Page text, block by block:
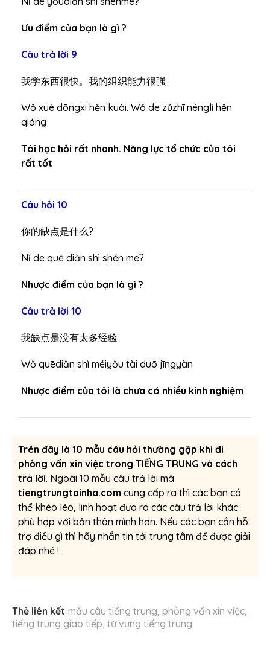
Ưu điểm của bạn là gì ?
Câu trả lời 9
我学东西很快。我的组织能力很强
Wǒ xué dōngxi hěn kuài. Wǒ de zǔzhī nénglì hěn
qiáng
Tôi học hỏi rất nhanh. Năng lực tổ chức của tôi
rất tốt
Câu hỏi 10
你的缺点是什么?
Nǐ de quē diǎn shì shén me?
Nhược điểm của bạn là gì ?
Câu trả lời 10
我缺点是没有太多经验
Wǒ quēdiǎn shì méiyǒu tài duō jīngyàn
Nhược điểm của tôi là chưa có nhiều kinh nghiệm
Trên đây là 10 mẫu câu hỏi thường gặp khi đi
phỏng vấn xin việc trong TIẾNG TRUNG và cách
trả lời. Ngoài 10 mẫu câu trả lời mà
tiengtrungtainha.com cung cấp ra thì các bạn có
thể khéo léo, linh hoạt đưa ra các câu trả lời khác
phù hợp với bản thân mình hơn. Nếu các bạn cần hỗ
trợ điều gì thì hãy nhắn tin tới trung tâm để được giải
đáp nhé !
Thẻ liên kết mẫu câu tiếng trung phỏng vấn xin việc
tiếng trung giao tiếp từ vựng tiếng trung